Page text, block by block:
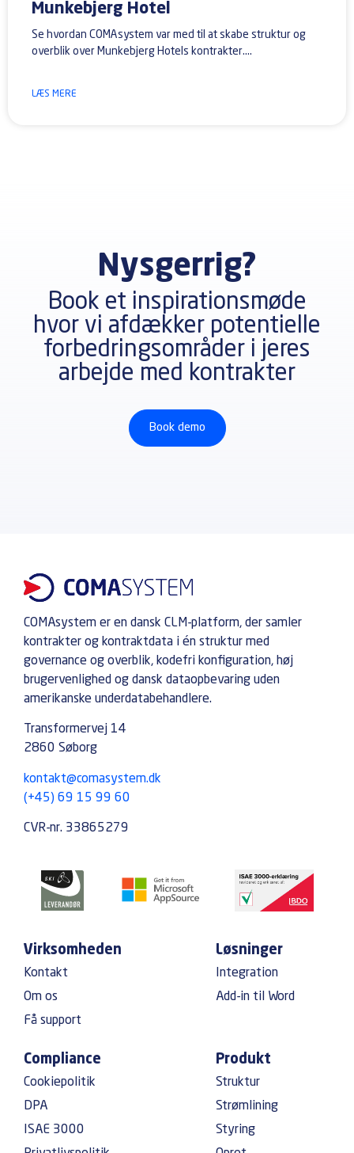
Munkebjerg Hotel
Se hvordan COMAsystem var med til at skabe struktur og
overblik over Munkebjerg Hotels kontrakter.
LÆS MERE
Nysgerrig?
Book et inspirationsmøde
hvor vi afdækker potentielle
forbedringsområder i jeres
arbejde med kontrakter
Book demo
COMAsystem er en dansk CLM-platform, der samler
kontrakter og kontraktdata i én struktur med
governance og overblik, kodefri konfiguration, høj
brugervenlighed og dansk dataopbevaring uden
amerikanske underdatabehandlere.
Transformervej 14
2860 Søborg
kontakt@comasystem.dk
(+45) 69 15 99 60
CVR-nr. 33865279
Virksomheden
Kontakt
Om os
Få support
Løsninger
Integration
Add-in til Word
Compliance
Cookiepolitik
DPA
ISAE 3000
Produkt
Struktur
Strømlining
Styring